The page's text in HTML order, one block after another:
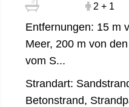
2 + 1
Entfernungen: 15 m
Meer, 200 m von
vom S...
Strandart:
Betonstrand,